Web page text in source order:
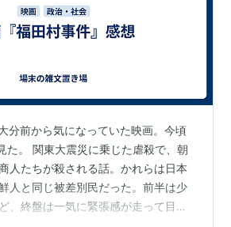
分前から気になっていた映画。今頃
た。 関東大震災に乗じた虐殺で、朝
人たちが殺される話。かれらは日本
人と同じ被差別民だった。前半は少
、終盤は一気に緊張感が走って目が